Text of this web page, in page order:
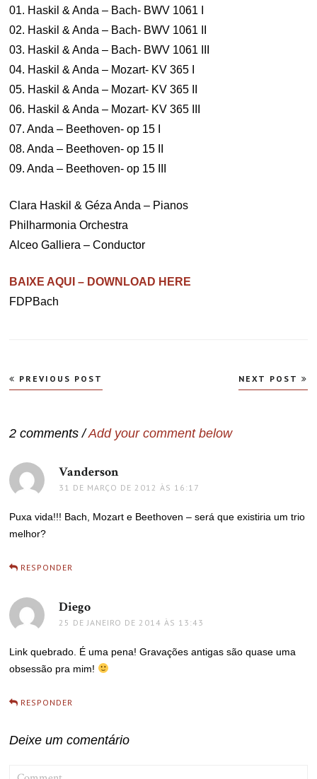
01. Haskil & Anda – Bach- BWV 1061 I
02. Haskil & Anda – Bach- BWV 1061 II
03. Haskil & Anda – Bach- BWV 1061 III
04. Haskil & Anda – Mozart- KV 365 I
05. Haskil & Anda – Mozart- KV 365 II
06. Haskil & Anda – Mozart- KV 365 III
07. Anda – Beethoven- op 15 I
08. Anda – Beethoven- op 15 II
09. Anda – Beethoven- op 15 III
Clara Haskil & Géza Anda – Pianos
Philharmonia Orchestra
Alceo Galliera – Conductor
BAIXE AQUI – DOWNLOAD HERE
FDPBach
Navegação
de
PREVIOUS POST NEXT POST
2 comments /Add your comment below
Vanderson
31 DE MARÇO DE 2012 ÀS 16:17
Puxa vida!!! Bach, Mozart e Beethoven – será que existiria um trio
melhor?
RESPONDER
Diego
25 DE JANEIRO DE 2014 ÀS 13:43
Link quebrado. É uma pena! Gravações antigas são quase uma
obsessão pra mim!
RESPONDER
Deixe um comentário